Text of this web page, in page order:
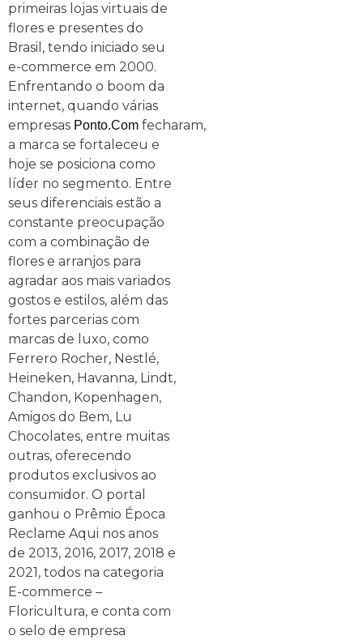
primeiras lojas virtuais de
flores e presentes do
Brasil, tendo iniciado seu
e-commerce em 2000.
Enfrentando o boom da
internet, quando várias
empresas Ponto.com fecharam,
a marca se fortaleceu e
hoje se posiciona como
líder no segmento. Entre
seus diferenciais estão a
constante preocupação
com a combinação de
flores e arranjos para
agradar aos mais variados
gostos e estilos, além das
fortes parcerias com
marcas de luxo, como
Ferrero Rocher, Nestlé,
Heineken, Havanna, Lindt,
Chandon, Kopenhagen,
Amigos do Bem, Lu
Chocolates, entre muitas
outras, oferecendo
produtos exclusivos ao
consumidor. O portal
ganhou o Prêmio Época
Reclame Aqui nos anos
de 2013, 2016, 2017, 2018 e
2021, todos na categoria
E-commerce –
Floricultura, e conta com
o selo de empresa